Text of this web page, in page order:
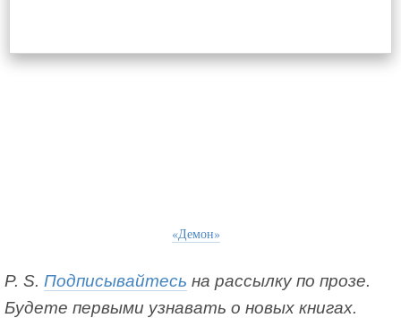
«Демон»
P. S. Подписывайтесь на рассылку по прозе.
Будете первыми узнавать о новых книгах.